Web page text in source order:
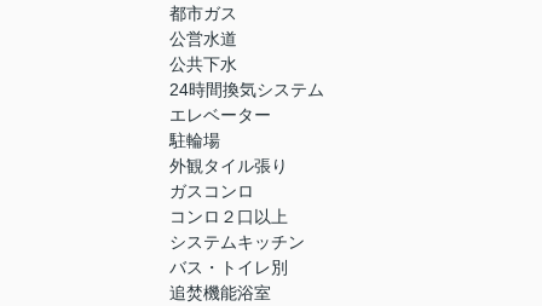
都市ガス
公営水道
公共下水
24時間換気システム
エレベーター
駐輪場
外観タイル張り
ガスコンロ
コンロ２口以上
システムキッチン
バス・トイレ別
追焚機能浴室